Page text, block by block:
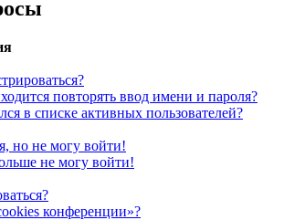
повторять ввод имени и пароля?
в списке активных пользователей?
но не могу войти!
не могу войти!
конференции»?